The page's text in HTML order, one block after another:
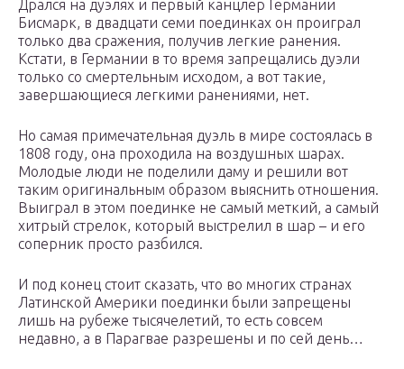
Дрался на дуэлях и первый канцлер Германии
Бисмарк, в двадцати семи поединках он проиграл
только два сражения, получив легкие ранения.
Кстати, в Германии в то время запрещались дуэли
только со смертельным исходом, а вот такие,
завершающиеся легкими ранениями, нет.
Но самая примечательная дуэль в мире состоялась в
1808 году, она проходила на воздушных шарах.
Молодые люди не поделили даму и решили вот
таким оригинальным образом выяснить отношения.
Выиграл в этом поединке не самый меткий, а самый
хитрый стрелок, который выстрелил в шар – и его
соперник просто разбился.
И под конец стоит сказать, что во многих странах
Латинской Америки поединки были запрещены
лишь на рубеже тысячелетий, то есть совсем
недавно, а в Парагвае разрешены и по сей день…